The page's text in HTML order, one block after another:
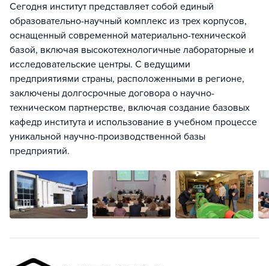
Сегодня институт представляет собой единый
образовательно-научный комплекс из трех корпусов,
оснащенный современной материально-технической
базой, включая высокотехнологичные лабораторные и
исследовательские центры. С ведущими
предприятиями страны, расположенными в регионе,
заключены долгосрочные договора о научно-
техническом партнерстве, включая создание базовых
кафедр института и использование в учебном процессе
уникальной научно-производственной базы
предприятий.